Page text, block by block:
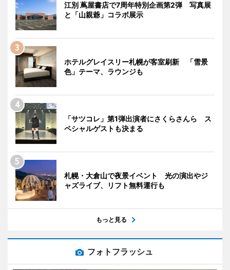
江別 蔦屋書店で7周年特別企画第2弾 写真展
と「山親爺」コラボ展示
ホテルグレイスリー札幌が客室刷新 「雪景
色」テーマ、ラウンジも
「サツコレ」第1弾出演者にさくらさんら ス
ペシャルゲストも決まる
札幌・大倉山で夜景イベント 光の演出やジ
ャズライブ、リフト無料運行も
もっと見る
フォトフラッシュ